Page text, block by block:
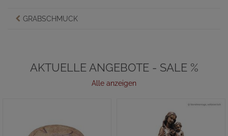
GRABSCHMUCK
AKTUELLE ANGEBOTE - SALE %
Alle anzeigen